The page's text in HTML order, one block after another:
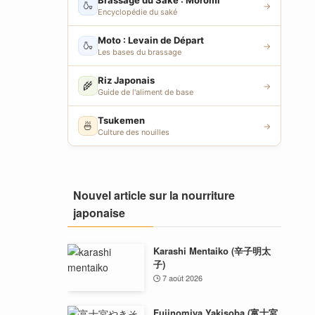
🍶
Encyclopédie du saké
→
🍶 Moto : Levain de Départ
Les bases du brassage
→
🌾 Riz Japonais
Guide de l'aliment de base
→
🍜 Tsukemen
Culture des nouilles
→
Nouvel article sur la nourriture
japonaise
Karashi Mentaiko (辛子明太
子)
7 août 2026